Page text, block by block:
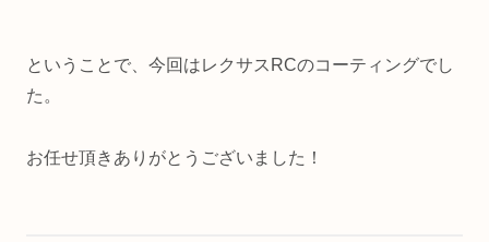
ということで、今回はレクサスRCのコーティングでし
た。
お任せ頂きありがとうございました！